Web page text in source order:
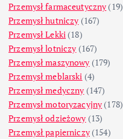
Przemysł farmaceutyczny (19)
Przemysł hutniczy (167)
Przemysł Lekki (18)
Przemysł lotniczy (167)
Przemysł maszynowy (179)
Przemysł meblarski (4)
Przemysł medyczny (147)
Przemysł motoryzacyjny (178)
Przemysł odzieżowy (13)
Przemysł papierniczy(154)